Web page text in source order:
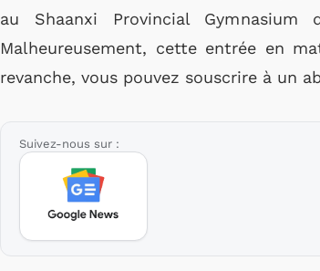
au Shaanxi Provincial
Malheureusement, cette entrée en
revanche, vous pouvez souscrire à un
Suivez-nous sur :